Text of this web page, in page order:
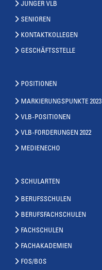
JUNGER VLB
SENIOREN
KONTAKTKOLLEGEN
GESCHÄFTSSTELLE
POSITIONEN
MARKIERUNGSPUNKTE 2023
VLB-POSITIONEN
VLB-FORDERUNGEN 2022
MEDIENECHO
SCHULARTEN
BERUFSSCHULEN
BERUFSFACHSCHULEN
FACHSCHULEN
FACHAKADEMIEN
FOS/BOS